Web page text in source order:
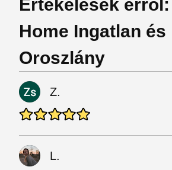
Értékelések
Home Ingatlan
Oroszlány
Z.
L.